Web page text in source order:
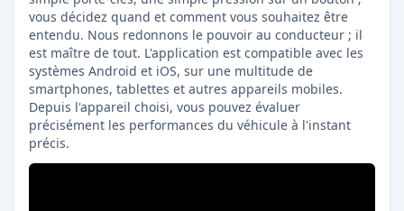
vous décidez quand et comment vous souhaitez être
entendu. Nous redonnons le pouvoir au conducteur ; il
est maître de tout. L'application est compatible avec les
systèmes Android et iOS, sur une multitude de
smartphones, tablettes et autres appareils mobiles.
Depuis l'appareil choisi, vous pouvez évaluer
précisément les performances du véhicule à l'instant
précis.